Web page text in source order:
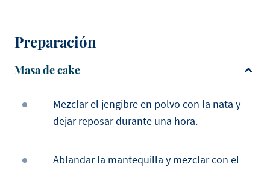
Preparación
Masa de cake
Mezclar el jengibre en polvo con la nata y
dejar reposar durante una hora.
Ablandar la mantequilla y mezclar con el